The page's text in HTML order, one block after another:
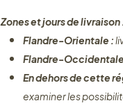
Zones et jours de livraison
Flandre-Orientale :
Flandre-
En dehors de cette
examiner les